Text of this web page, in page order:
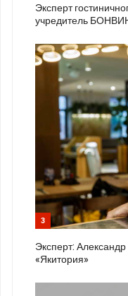
Эксперт
учредитель
3
Эксперт:
«Якитория»